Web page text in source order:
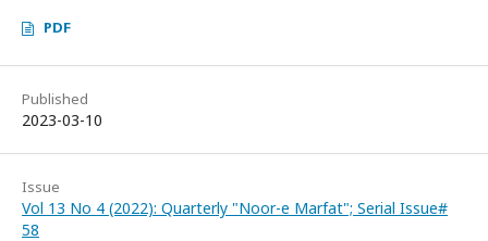
PDF
Published
2023-03-10
Issue
Vol 13 No 4 (2022): Quarterly "Noor-e Marfat"; Serial Issue#
58